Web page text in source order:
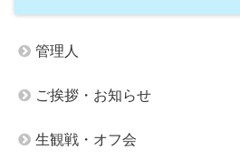
管理人
ご挨拶・お知らせ
生観戦・オフ会